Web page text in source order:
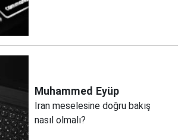
Muhammed Eyüp
İran meselesine doğru bakış
nasıl olmalı?